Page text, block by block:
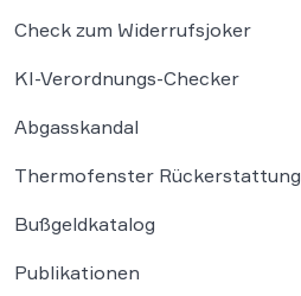
Check zum Widerrufsjoker
KI-Verordnungs-Checker
Abgasskandal
Thermofenster Rückerstattung
Bußgeldkatalog
Publikationen